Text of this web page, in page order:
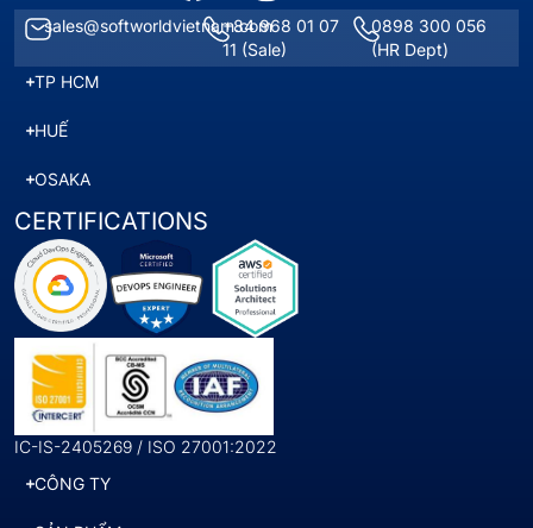
sales@softworldvietnam.com+84 968 01 07
11 (Sale)
0898 300 056
(HR Dept)
TP HCM
HUẾ
OSAKA
CERTIFICATIONS
IC-IS-2405269 / ISO 27001:2022
CÔNG TY